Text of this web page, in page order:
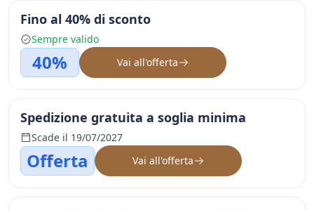
Fino al 40% di sconto
Sempre valido
40% Vai all'offerta
Spedizione gratuita a soglia minima
Scade il 19/07/2027
Offerta Vai all'offerta